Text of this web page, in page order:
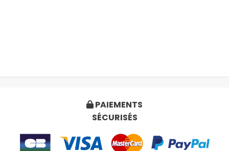
 PAIEMENTS
SÉCURISÉS